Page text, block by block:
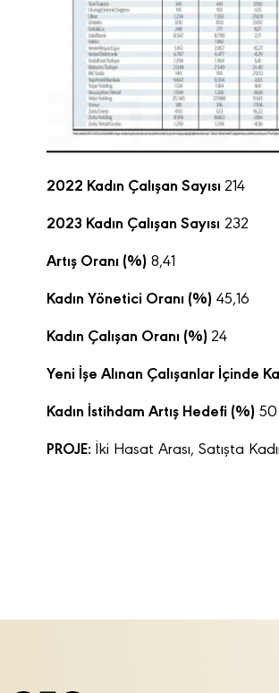
2022 Kadın Çalışan Sayısı 214
2023 Kadın Çalışan Sayısı 232
Artış Oranı (%) 8,41
Kadın Yönetici Oranı (%) 45,16
Kadın Çalışan Oranı (%) 24
Yeni İşe Alınan Çalışanlar İçinde
Kadın İstihdam Artış Hedefi (%) 50
PROJE: İki Hasat Arası, Satışta